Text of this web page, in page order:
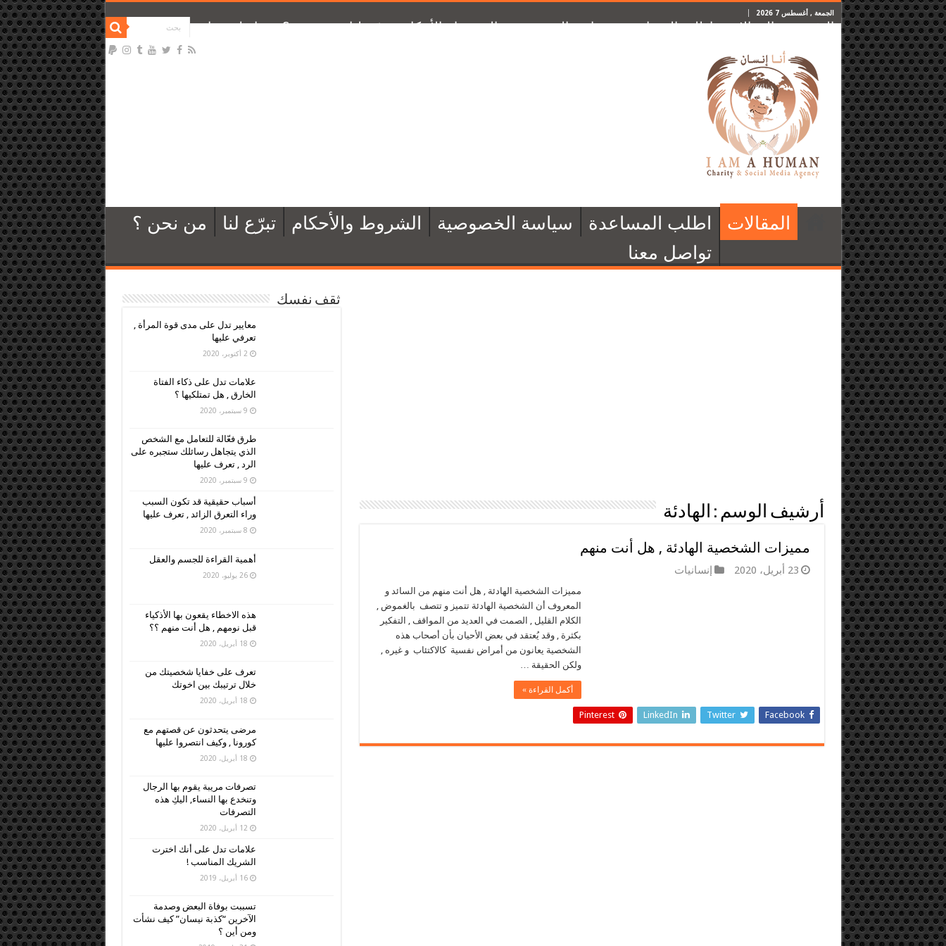
الجمعة , أغسطس 7 2026
الرئيسية المقالات اطلب المساعدة سياسة الخصوصية الشروط والأحكام تبرّع لنا من نحن ؟ تواصل معنا
المقالات اطلب المساعدة سياسة الخصوصية الشروط والأحكام تبرّع لنا
من نحن ؟
تواصل معنا
أرشيف الوسم : الهادئة
مميزات الشخصية الهادئة , هل أنت منهم
23 أبريل، 2020 إنسانيات
مميزات الشخصية الهادئة , هل أنت منهم من السائد و
المعروف أن الشخصية الهادئة تتميز و تتصف بالغموض ,
الكلام القليل , الصمت في العديد من المواقف , التفكير
بكثرة , وقد يُعتقد في بعض الأحيان بأن أصحاب هذه
الشخصية يعانون من أمراض نفسية كالاكتئاب و غيره ,
ولكن الحقيقة …
أكمل القراءة »
Facebook
Twitter
LinkedIn
Pinterest
ثقف نفسك
معايير تدل على مدى قوة المرأة ,
تعرفي عليها
2 أكتوبر، 2020
علامات تدل على ذكاء الفتاة
الخارق , هل تمتلكيها ؟
9 سبتمبر، 2020
طرق فعّالة للتعامل مع الشخص
الذي يتجاهل رسائلك ستجبره على
الرد , تعرف عليها
9 سبتمبر، 2020
أسباب حقيقية قد تكون السبب
وراء التعرق الزائد , تعرف عليها
8 سبتمبر، 2020
أهمية القراءة للجسم والعقل
26 يوليو، 2020
هذه الاخطاء يقعون بها الأذكياء
قبل نومهم , هل أنت منهم ؟؟
18 أبريل، 2020
تعرف على خفايا شخصيتك من
خلال ترتيبك بين اخوتك
18 أبريل، 2020
مرضى يتحدثون عن قصتهم مع
كورونا , وكيف انتصروا عليها
18 أبريل، 2020
تصرفات مريبة يقوم بها الرجال
وتنخدع بها النساء, اليكِ هذه
التصرفات
12 أبريل، 2020
علامات تدل على أنك اخترت
الشريك المناسب !
16 أبريل، 2019
تسببت بوفاة البعض وصدمة
الآخرين “كذبة نيسان” كيف نشأت
ومن أين ؟